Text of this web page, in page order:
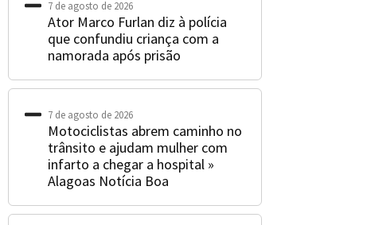
7 de agosto de 2026
Ator Marco Furlan diz à polícia
que confundiu criança com a
namorada após prisão
7 de agosto de 2026
Motociclistas abrem caminho no
trânsito e ajudam mulher com
infarto a chegar a hospital »
Alagoas Notícia Boa